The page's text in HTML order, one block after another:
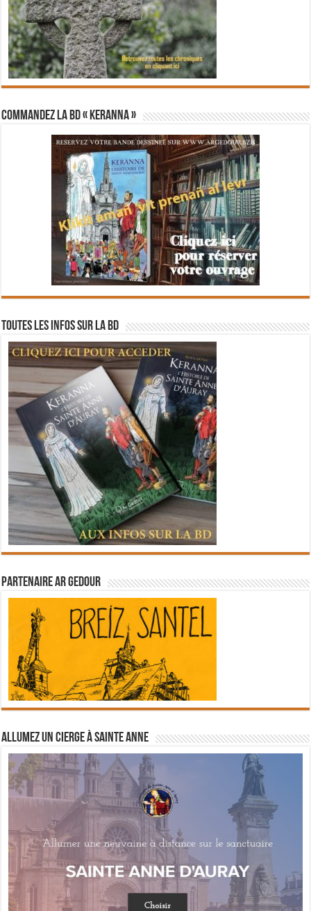
Commandez la BD « Keranna »
Toutes les infos sur la BD
Partenaire Ar Gedour
Allumez un cierge à Sainte Anne